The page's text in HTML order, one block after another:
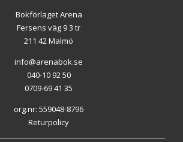
Bokförlaget Arena
Fersens väg 9 3 tr
211 42 Malmö
info@arenabok.se
040-10 92 50
0709-69 41 35
org.nr: 559048-8796
Returpolicy